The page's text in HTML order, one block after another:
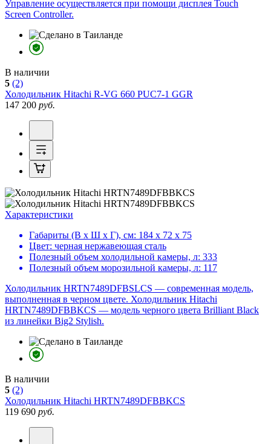
Управление осуществляется при помощи дисплея Touch
Screen Controller.
В наличии
5 (2)
Холодильник Hitachi R-VG 660 PUC7-1 GGR
147 200 руб.
Характеристики
Габариты (В х Ш х Г), см: 184 х 72 х 75
Цвет: черная нержавеющая сталь
Полезный объем холодильной камеры, л: 333
Полезный объем морозильной камеры, л: 117
Холодильник HRTN7489DFBSLCS — современная модель,
выполненная в черном цвете. Холодильник Hitachi
HRTN7489DFBBKCS — модель черного цвета Brilliant Black
из линейки Big2 Stylish.
В наличии
5 (2)
Холодильник Hitachi HRTN7489DFBBKCS
119 690 руб.